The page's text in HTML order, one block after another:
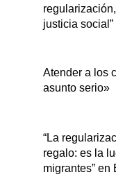
justicia social”
Atender a los
asunto serio»
“La
regalo: es la
migrantes” en